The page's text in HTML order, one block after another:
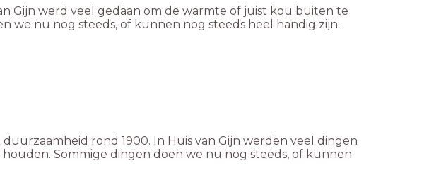
Gijn werd veel gedaan om de warmte of juist kou buiten te
we nu nog steeds, of kunnen nog steeds heel handig zijn.
rond 1900. In Huis van Gijn werden veel dingen
Sommige dingen doen we nu nog steeds, of kunnen